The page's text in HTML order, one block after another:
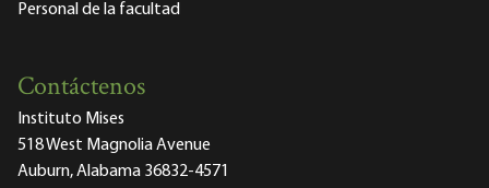
Personal de la facultad
Contáctenos
Instituto Mises
518 West Magnolia Avenue
Auburn, Alabama 36832-4571